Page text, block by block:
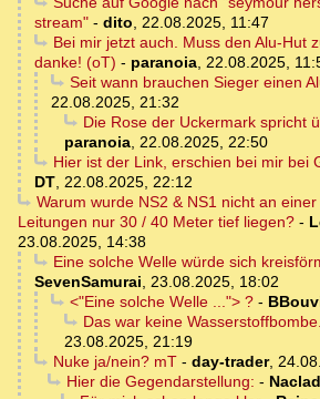
stream" - dito, 22.08.2025, 11:47
Bei mir jetzt auch. Muss den Alu-Hut
danke! (oT) - paranoia, 22.08.2025,
Seit wann brauchen Sieger einen
22.08.2025, 21:32
Die Rose der Uckermark spricht
paranoia, 22.08.2025, 22:50
Hier ist der Link, erschien bei mir bei
DT, 22.08.2025, 22:12
Warum wurde NS2 & NS1 nicht an
Leitungen nur 30 / 40 Meter tief liegen? -
23.08.2025, 14:38
Eine solche Welle würde sich
SevenSamurai, 23.08.2025, 18:02
<"Eine solche Welle ..."> ?-
Das war keine
23.08.2025, 21:19
Nuke ja/nein? mT- day-trader,
Hier die Gegendarstellung: -